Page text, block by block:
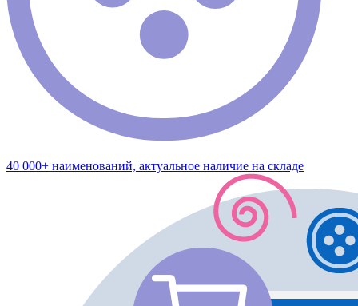
40 000+ наименований, актуальное наличие на складе